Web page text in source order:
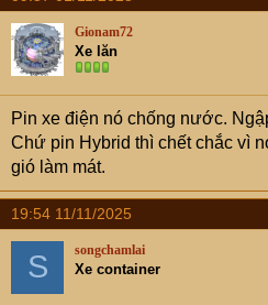
t
i
o
n
s
:
Gionam72
Xe lăn
Pin xe điện nó chống nước.
Chứ pin Hybrid thì chết chắc vì
gió làm mát.
19:54 11/11/2025
S songchamlai
Xe container